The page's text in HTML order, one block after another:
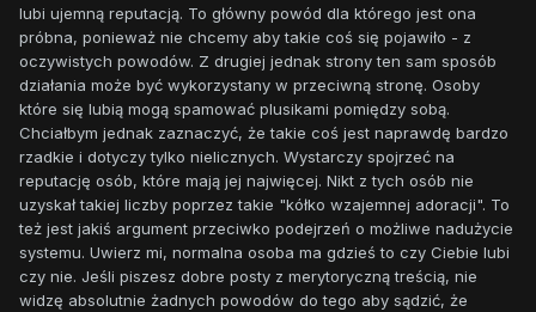
lubi ujemną reputacją. To główny powód dla którego jest ona
próbna, ponieważ nie chcemy aby takie coś się pojawiło - z
oczywistych powodów. Z drugiej jednak strony ten sam sposób
działania może być wykorzystany w przeciwną stronę. Osoby
które się lubią mogą spamować plusikami pomiędzy sobą.
Chciałbym jednak zaznaczyć, że takie coś jest naprawdę bardzo
rzadkie i dotyczy tylko nielicznych. Wystarczy spojrzeć na
reputację osób, które mają jej najwięcej. Nikt z tych osób nie
uzyskał takiej liczby poprzez takie "kółko wzajemnej adoracji". To
też jest jakiś argument przeciwko podejrzeń o możliwe nadużycie
systemu. Uwierz mi, normalna osoba ma gdzieś to czy Ciebie lubi
czy nie. Jeśli piszesz dobre posty z merytoryczną treścią, nie
widzę absolutnie żadnych powodów do tego aby sądzić, że